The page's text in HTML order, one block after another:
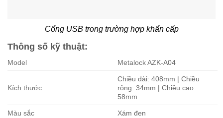
Cổng USB trong trường hợp khẩn cấp
Thông số kỹ thuật:
Model Metalock AZK-A04
Kích thước
Chiều dài: 408mm | Chiều
rộng: 34mm | Chiều cao:
58mm
Màu sắc Xám đen